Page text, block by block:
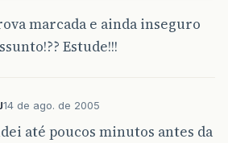
marcada e ainda inseguro
Estude!!!
14 de ago. de 2005
até poucos minutos antes da